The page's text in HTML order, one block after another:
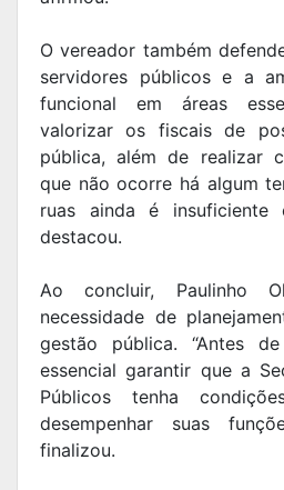
O vereador também
servidores públicos e a
funcional em áreas
valorizar os fiscais de
pública, além de realizar
que não ocorre há algum
ruas ainda é insuficiente
destacou.
Ao concluir, Paulinho
necessidade de
gestão pública. “Antes
essencial garantir que a
Públicos tenha
desempenhar suas
finalizou.